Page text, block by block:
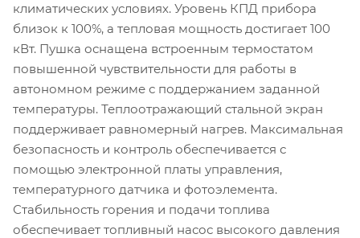
климатических условиях. Уровень КПД прибора
близок к 100%, а тепловая мощность достигает 100
кВт. Пушка оснащена встроенным термостатом
повышенной чувствительности для работы в
автономном режиме с поддержанием заданной
температуры. Теплоотражающий стальной экран
поддерживает равномерный нагрев. Максимальная
безопасность и контроль обеспечивается с
помощью электронной платы управления,
температурного датчика и фотоэлемента.
Стабильность горения и подачи топлива
обеспечивает топливный насос высокого давления